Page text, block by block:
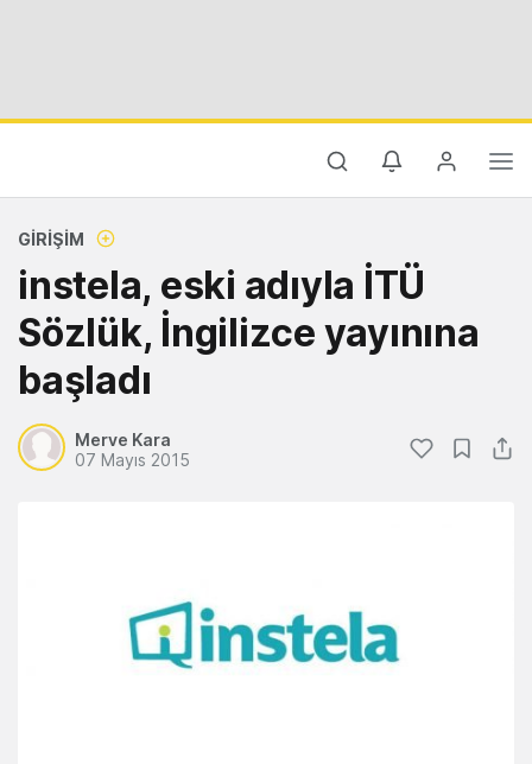
GIRIŞIM
instela, eski adıyla İTÜ
Sözlük, İngilizce yayınına
başladı
Merve Kara
07 Mayıs 2015